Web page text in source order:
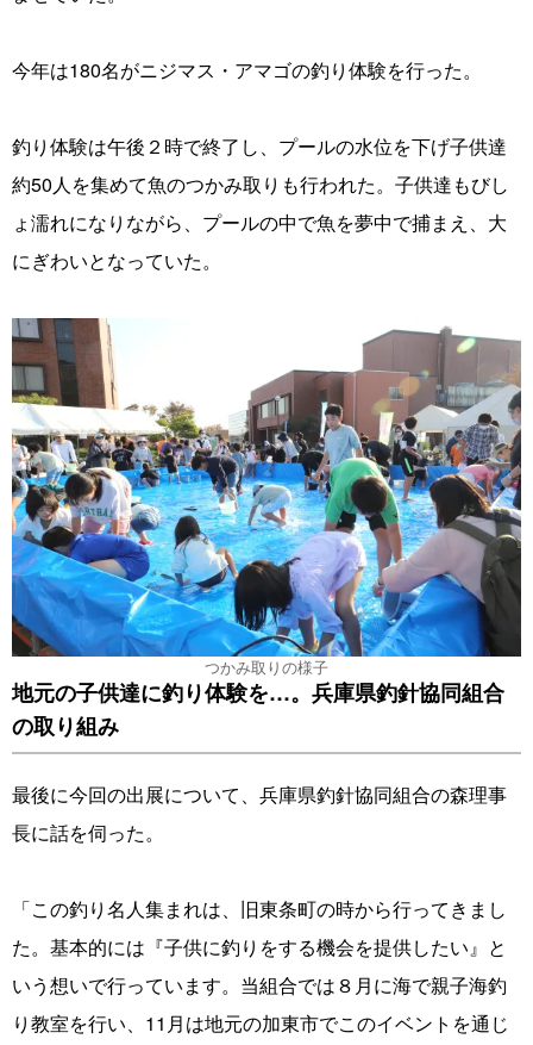
今年は180名がニジマス・アマゴの釣り体験を行った。
釣り体験は午後２時で終了し、プールの水位を下げ子供達
約50人を集めて魚のつかみ取りも行われた。子供達もびし
ょ濡れになりながら、プールの中で魚を夢中で捕まえ、大
にぎわいとなっていた。
つかみ取りの様子
地元の子供達に釣り体験を…。兵庫県釣針協同組合
の取り組み
最後に今回の出展について、兵庫県釣針協同組合の森理事
長に話を伺った。
「この釣り名人集まれは、旧東条町の時から行ってきまし
た。基本的には『子供に釣りをする機会を提供したい』と
いう想いで行っています。当組合では８月に海で親子海釣
り教室を行い、11月は地元の加東市でこのイベントを通じ